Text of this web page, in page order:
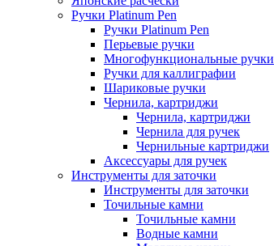
Ручки Platinum Pen
Ручки Platinum Pen
Перьевые ручки
Многофункциональные ручки
Ручки для каллиграфии
Шариковые ручки
Чернила, картриджи
Чернила, картриджи
Чернила для ручек
Чернильные картриджи
Аксессуары для ручек
Инструменты для заточки
Инструменты для заточки
Точильные камни
Точильные камни
Водные камни